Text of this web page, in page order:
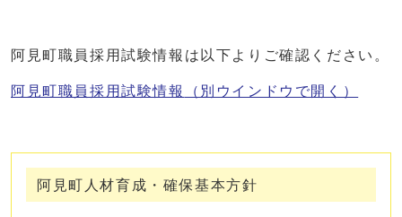
阿見町職員採用試験情報は以下よりご確認ください。
阿見町職員採用試験情報 （別ウインドウで開く）
阿見町人材育成・確保基本方針